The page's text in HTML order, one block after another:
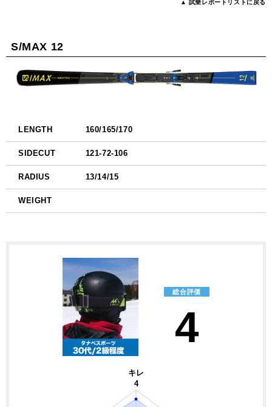
▲ 試乗レポートリストに戻る
S/MAX 12
LENGTH 160/165/170
SIDECUT 121-72-106
RADIUS 13/14/15
WEIGHT
総合評価
4
キレ
4